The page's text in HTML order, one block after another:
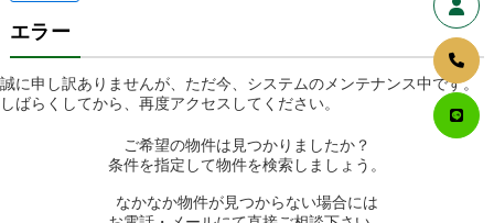
エラー
誠に申し訳ありませんが、ただ今、システムのメンテナンス中です。
しばらくしてから、再度アクセスしてください。
ご希望の物件は見つかりましたか？
条件を指定して物件を検索しましょう。
なかなか物件が見つからない場合には